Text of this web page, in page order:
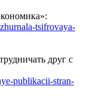
tsifrovaya-
друг с
publikacii-stran-